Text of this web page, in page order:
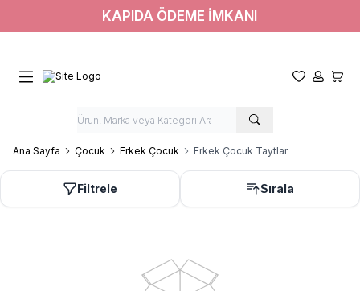
KAPIDA ÖDEME İMKANI
Favorilerim
Hesabım
Ana Sayfa Çocuk Erkek Çocuk Erkek Çocuk Taytlar
Filtrele Sırala